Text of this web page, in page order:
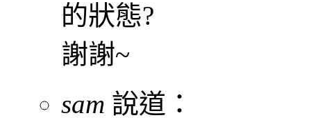
的狀態?
謝謝~
sam 說道：